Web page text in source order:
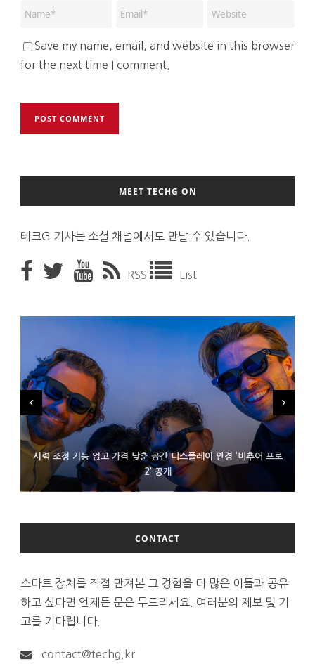
Save my name, email, and website in this browser
for the next time I comment.
MEET TECHG ON
테크G 기사는 소셜 채널에서도 만날 수 있습니다.
RSS List
시력 조정 기능 얹고 가격 낮춘 공간 디스플레이 안경 ‘비추어 프로
2’ 공개
D램 부족에 10억달러어치 아이폰18 프로세서 패키징 대기 중
300~400달러 반지형 스피커 준비하는 오픈AI
CONTACT
스마트 장치를 직접 만져본 그 경험을 더 많은 이들과 공유
하고 싶다면 언제든 문은 두드리세요. 여러분의 제보 및 기
고를 기다립니다.
contact@techg.kr